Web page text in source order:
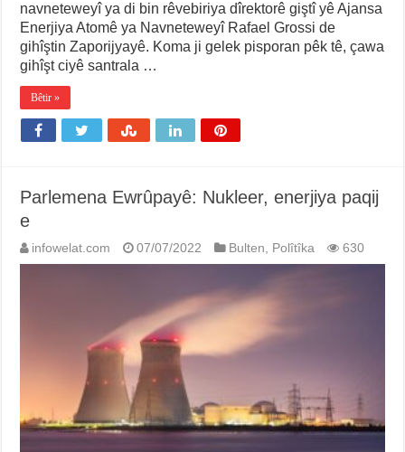
navneteweyî ya di bin rêvebiriya dîrektorê giştî yê Ajansa
Enerjiya Atomê ya Navneteweyî Rafael Grossi de
gihîştin Zaporijyayê. Koma ji gelek pisporan pêk tê, çawa
gihîşt ciyê santrala …
Bêtir »
Parlemena Ewrûpayê: Nukleer, enerjiya paqij
e
infowelat.com 07/07/2022 Bulten, Polîtîka 630